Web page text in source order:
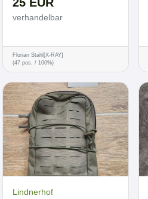
verhandelbar
Florian Stahl[X-RAY]
(47 pos. / 100%)
Lindnerhof